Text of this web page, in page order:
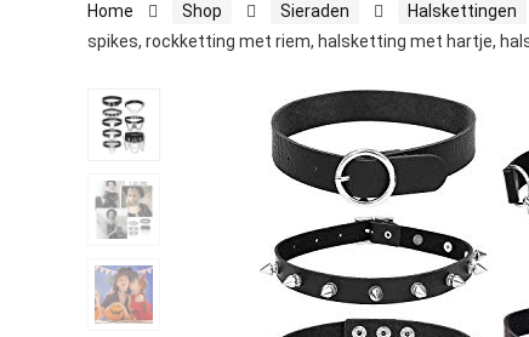
Home Shop Sieraden Halskettingen
spikes, rockketting met riem, halsketting met hartje,